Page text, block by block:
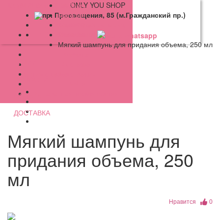
+7 (812) 941-32-51 ONLY YOU SHOP
Оплата
Салон "Только ты"
пр. Просвещения, 85 (м.Гражданский пр.)
+7 (812) 329-89-13
+7 (812) 945-89-13
Главная
Магазин
Мягкий шампунь для придания объема, 250 мл
АКЦИИ
ОПЛАТА
ДОСТАВКА
Мягкий шампунь для
придания объема, 250
мл
Нравится 0